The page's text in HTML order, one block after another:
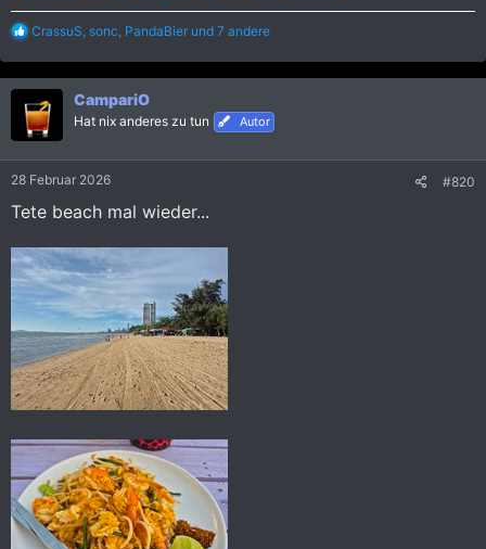
R
a
k
i
o
n
:
CrassuS sonc PandaBier und 7 andere
CampariO
Hat nix anderes zu tun Autor
28 Februar 2026 #820
Tete beach mal wieder...